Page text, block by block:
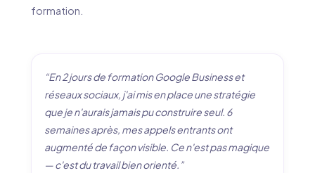
formation.
“En 2 jours de formation Google Business et
réseaux sociaux, j'ai mis en place une stratégie
que je n'aurais jamais pu construire seul. 6
semaines après, mes appels entrants ont
augmenté de façon visible. Ce n'est pas magique
— c'est du travail bien orienté.”